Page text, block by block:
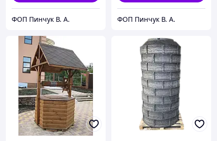
ФОП Пинчук В. А. ФОП Пинчук В. А.